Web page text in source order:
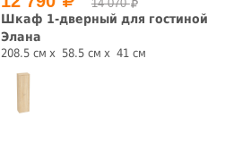
14 070
Шкаф 1-дверный для гостиной
Элана
208.5 см 58.5 см 41 см